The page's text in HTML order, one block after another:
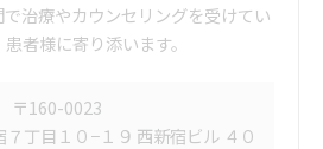
で治療やカウンセリングを受けてい
者様に寄り添います。
〒160-0023
丁目１０−１９ 西新宿ビル ４０